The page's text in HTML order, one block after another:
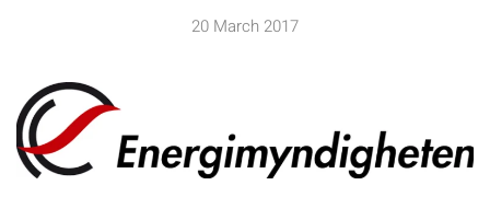
20 March 2017